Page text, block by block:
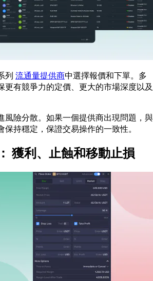
列 流通量提供商中選擇報價和下單。多
更有競爭力的定價、更大的市場深度以及
風險分散。如果一個提供商出現問題，與
持穩定，保證交易操作的一致性。
獲利、止蝕和移動止損